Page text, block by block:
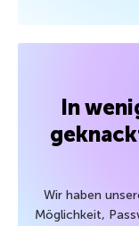
In
Wir haben
Möglichkeit,